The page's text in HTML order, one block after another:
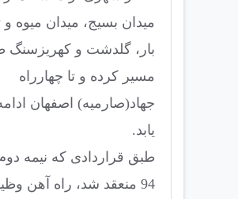
میدان بسیج، میدان میوه و
بار، گلدشت و
مسیر کرده و تا چهارراه
جهاد(صارمیه) اصفهان
یابد.
طبق قراردادی که نیمه
94 منعقد شد، راه آهن